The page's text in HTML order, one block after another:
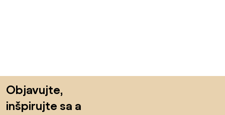
Objavujte,
inšpirujte sa a